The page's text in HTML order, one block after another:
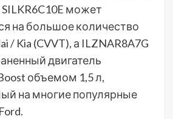
может
на большое количество
/ Kia (CVVT), а ILZNAR8A7G
двигатель
объемом 1,5 л,
на многие популярные